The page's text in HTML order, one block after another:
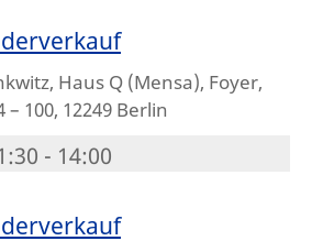
Haus Q (Mensa), Foyer,
100, 12249 Berlin
- 14:00